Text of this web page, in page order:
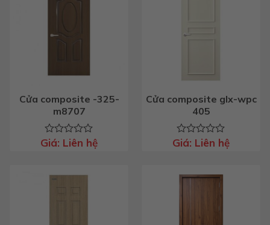
Cửa composite -325-
m8707
Được
Giá: Liên hệ
Cửa composite glx-wpc
405
Được
Giá: Liên hệ